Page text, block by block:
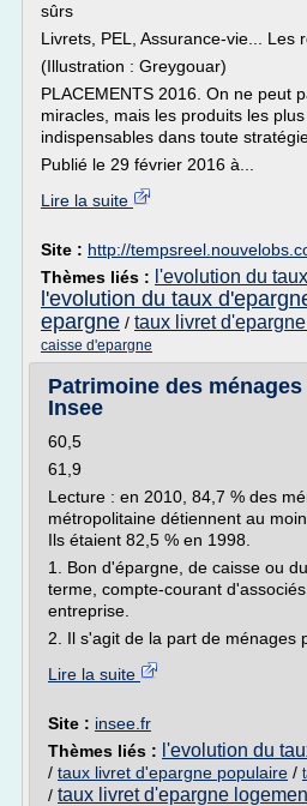
sûrs
Livrets, PEL, Assurance-vie... Les
(Illustration : Greygouar)
PLACEMENTS 2016. On ne peut
miracles, mais les produits les
indispensables dans toute
Publié le 29 février 2016 à...
Lire la suite
Site : http://
Thèmes liés : l'evolution du
l'evolution du taux
epargne / taux livret
caisse d'epargne
Patrimoine des ménages
Insee
60,5
61,9
Lecture : en 2010, 84,7 % des
métropolitaine détiennent au
Ils étaient 82,5 % en 1998.
1. Bon d'épargne, de caisse ou
terme, compte-courant
entreprise.
2. Il s'agit de la part de ménages
Lire la suite
Site : insee.fr
Thèmes liés : l'evolution du
/ taux livret d'epargne populaire /
/ taux livret d'epargne